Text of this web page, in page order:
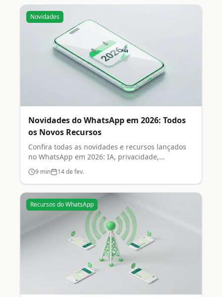
Novidades
Novidades do WhatsApp em 2026: Todos
os Novos Recursos
Confira todas as novidades e recursos lançados
no WhatsApp em 2026: IA, privacidade,
comunidades e muito mais.
9 min 14 de fev.
Recursos do WhatsApp